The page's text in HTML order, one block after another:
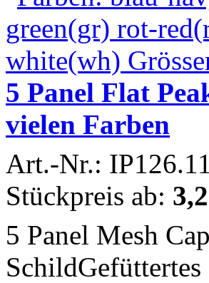
5 Panel Flat
vielen Farben
Art.-Nr.:
Stückpreis ab:
5 Panel Mesh